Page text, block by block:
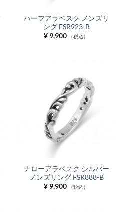
ハーフアラベスク メンズリ
ング FSR923-B
¥9,900 （税込）
ナローアラベスク シルバー
メンズリング FSR888-B
¥9,900 （税込）